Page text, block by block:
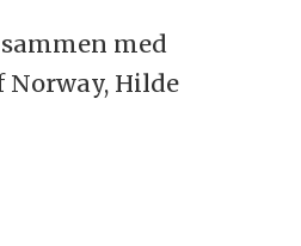
med
Norway, Hilde